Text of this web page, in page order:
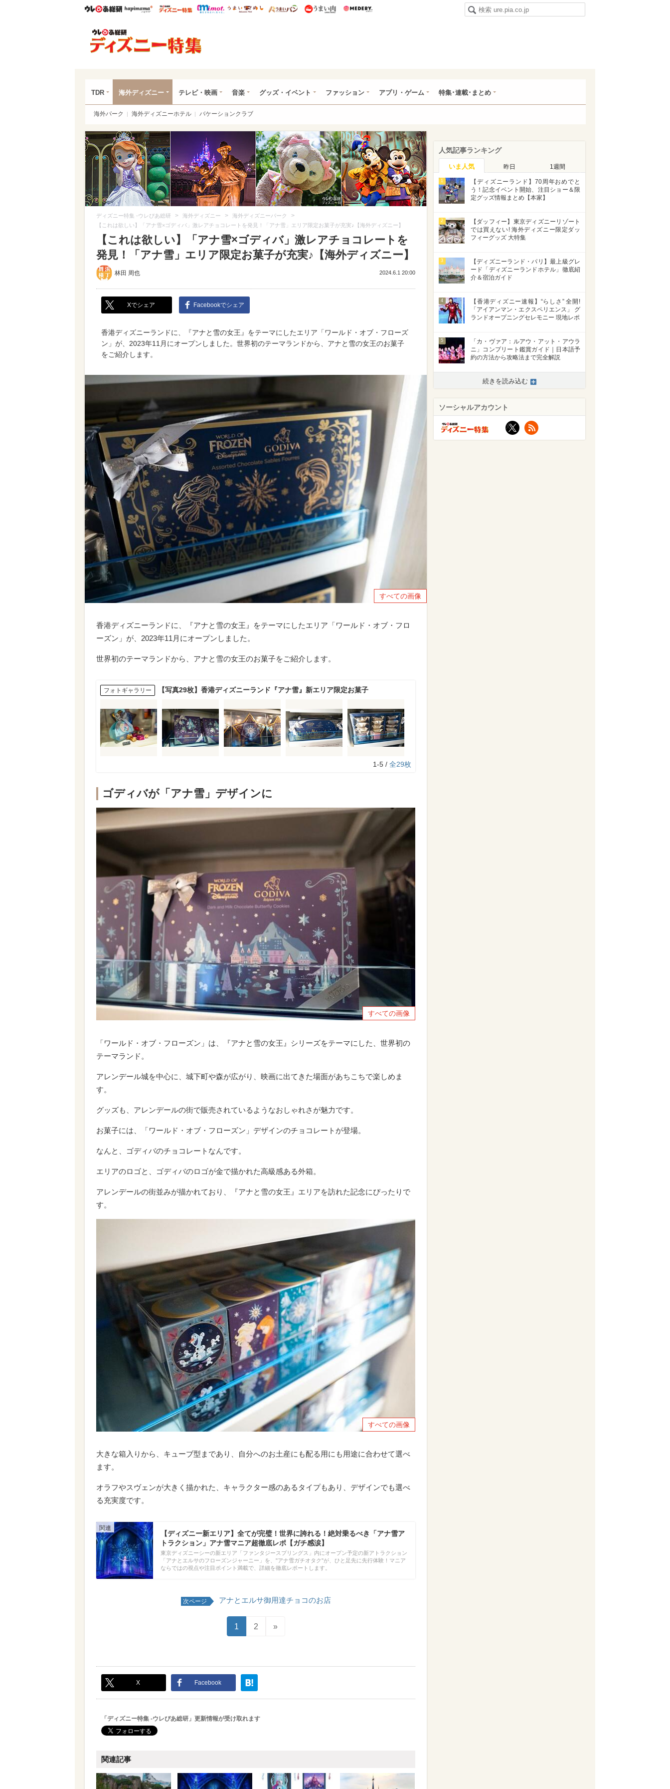
ウレぴあ総研ハピママ* ウレぴあ総研 ディズニー特集
mimot. うまいめし うまいパン うまい肉
TDR 海外ディズニー テレビ・映画 音楽 グッズ・イベント ファッション アプリ・ゲーム 特集･連載･まとめ
海外パーク 海外ディズニーホテル バケーションクラブ
ディズニー特集 -ウレぴあ総研 > 海外ディズニー > 海外ディズニーパーク >
【これは欲しい】「アナ雪×ゴディバ」激レアチョコレートを発見！「アナ雪」エリア限定お菓子が充実♪【海外ディズニー】
【これは欲しい】「アナ雪×ゴディバ」激レアチョコレートを
発見！「アナ雪」エリア限定お菓子が充実♪【海外ディズニー】
林田 周也 2024.6.1 20:00
Xでシェア Facebookでシェア
香港ディズニーランドに、『アナと雪の女王』をテーマにしたエリア「ワールド・オブ・フローズ
ン」が、2023年11月にオープンしました。世界初のテーマランドから、アナと雪の女王のお菓子
をご紹介します。
すべての画像
香港ディズニーランドに、『アナと雪の女王』をテーマにしたエリア「ワールド・オブ・フロ
ーズン」が、2023年11月にオープンしました。
世界初のテーマランドから、アナと雪の女王のお菓子をご紹介します。
フォトギャラリー 【写真29枚】香港ディズニーランド『アナ雪』新エリア限定お菓子
1-5 / 全29枚
ゴディバが「アナ雪」デザインに
すべての画像
「ワールド・オブ・フローズン」は、『アナと雪の女王』シリーズをテーマにした、世界初の
テーマランド。
アレンデール城を中心に、城下町や森が広がり、映画に出てきた場面があちこちで楽しめま
す。
グッズも、アレンデールの街で販売されているようなおしゃれさが魅力です。
お菓子には、「ワールド・オブ・フローズン」デザインのチョコレートが登場。
なんと、ゴディバのチョコレートなんです。
エリアのロゴと、ゴディバのロゴが金で描かれた高級感ある外箱。
アレンデールの街並みが描かれており、『アナと雪の女王』エリアを訪れた記念にぴったりで
す。
すべての画像
大きな箱入りから、キューブ型まであり、自分へのお土産にも配る用にも用途に合わせて選べ
ます。
オラフやスヴェンが大きく描かれた、キャラクター感のあるタイプもあり、デザインでも選べ
る充実度です。
【ディズニー新エリア】全てが完璧！世界に誇れる！絶対乗るべき「アナ雪ア
トラクション」アナ雪マニア超徹底レポ【ガチ感涙】
東京ディズニーシーの新エリア「ファンタジースプリングス」内にオープン予定の新アトラクション
「アナとエルサのフローズンジャーニー」を、"アナ雪ガチオタク"が、ひと足先に先行体験！マニア
ならではの視点や注目ポイント満載で、詳細を徹底レポートします。
次ページ アナとエルサ御用達チョコのお店
1 2 »
X Facebook
「ディズニー特集 -ウレぴあ総研」更新情報が受け取れます
関連記事
人気記事ランキング
いま人気 昨日 1週間
1
【ディズニーランド】70周年おめでと
う！記念イベント開始、注目ショー＆限
定グッズ情報まとめ【本家】
2
【ダッフィー】東京ディズニーリゾート
では買えない! 海外ディズニー限定ダッ
フィーグッズ 大特集
3
【ディズニーランド・パリ】最上級グレ
ード「ディズニーランドホテル」徹底紹
介＆宿泊ガイド
4
【香港ディズニー速報】“らしさ” 全開!
「アイアンマン・エクスペリエンス」 グ
ランドオープニングセレモニー 現地レポ
5
「カ・ヴァア：ルアウ・アット・アウラ
ニ」コンプリート鑑賞ガイド｜日本語予
約の方法から攻略法まで完全解説
続きを読み込む
ソーシャルアカウント
X